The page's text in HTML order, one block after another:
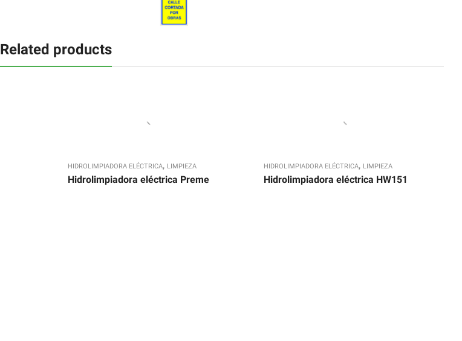
Related products
HIDROLIMPIADORA ELÉCTRICA, LIMPIEZA
Hidrolimpiadora eléctrica Preme
HIDROLIMPIADORA ELÉCTRICA, LIMPIEZA
Hidrolimpiadora eléctrica HW151